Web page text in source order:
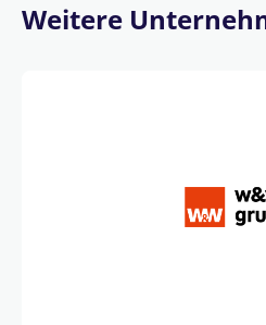
Weitere